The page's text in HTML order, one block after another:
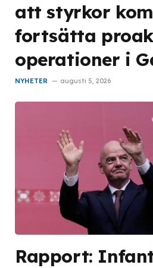
att styrkor
fortsätta
operationer i
NYHETER augusti 5, 2026
Rapport: